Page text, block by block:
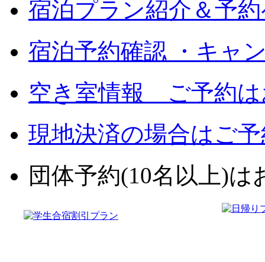
宿泊プラン紹介＆予
宿泊予約確認 ・キャ
空き室情報 ご予約は
現地決済の場合はご
団体予約(10名以上)は